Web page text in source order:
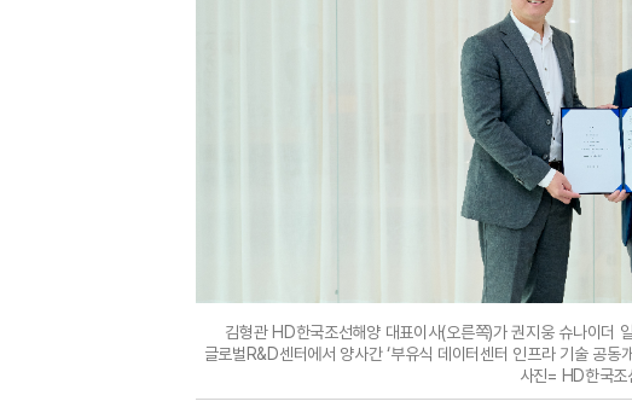
김형관 HD한국조선해양 대표이사(오른쪽)가 권지웅 슈나이더
글로벌R&D센터에서 양사간 ‘부유식 데이터센터 인프라 기술 공
사진= HD한국조